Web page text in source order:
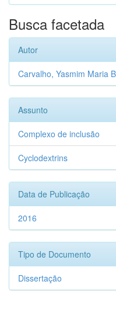
Busca facetada
Autor
Carvalho, Yasmim Maria
Assunto
Complexo de inclusão
Cyclodextrins
Data de Publicação
2016
Tipo de Documento
Dissertação